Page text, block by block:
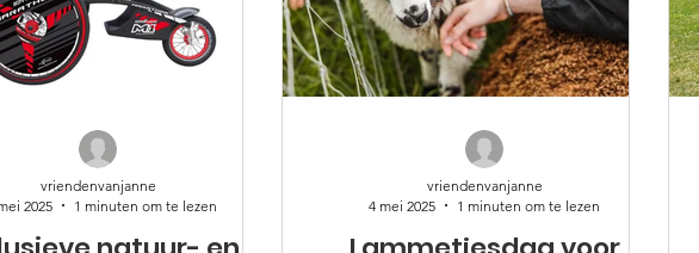
vriendenvanjanne
2025
1 minuten om te lezen
vriendenvanjanne
4 mei 2025
1 minuten om te lezen